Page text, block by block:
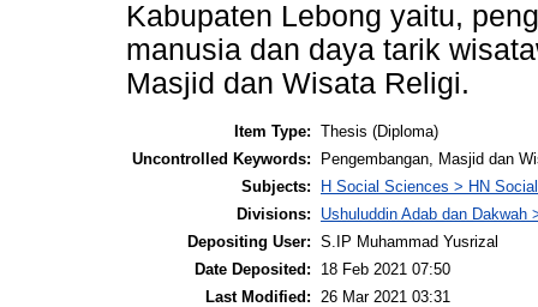
Kabupaten Lebong yaitu,
manusia dan daya tarik
Masjid dan Wisata Religi.
Item Type: Thesis (Diploma)
Uncontrolled Keywords:
Pengembangan, Masjid dan
Subjects:
H Social Sciences > HN
Divisions:
Ushuluddin Adab dan Dakwah
Depositing User: S.IP Muhammad Yusrizal
Date Deposited:
18 Feb 2021 07:50
Last Modified:
26 Mar 2021 03:31